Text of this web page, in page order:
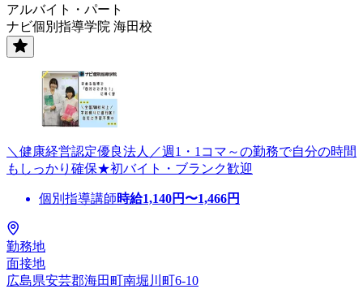
アルバイト・パート
ナビ個別指導学院 海田校
＼健康経営認定優良法人／週1・1コマ～の勤務で自分の時間
もしっかり確保★初バイト・ブランク歓迎
個別指導講師時給1,140円〜1,466円
勤務地
面接地
広島県安芸郡海田町南堀川町6-10